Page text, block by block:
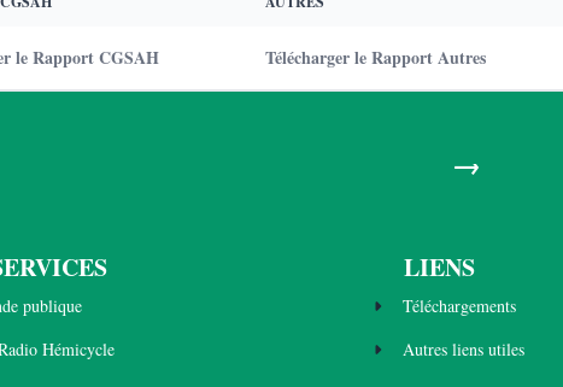
le Rapport CGSAH Télécharger le Rapport Autres
→
publique
Hémicycle
LIENS
Téléchargements
Autres liens utiles